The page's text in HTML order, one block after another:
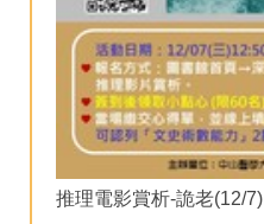
推理電影賞析-詭老(12/7)